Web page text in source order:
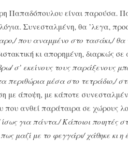
Παπαδόπουλου είναι παρούσα.
Συνεσταλμένη, θα ’λεγα,
που αναμμένο στο τασάκι,/ θα
κι απορημένη, διαρκώς
σ’ εκείνους τους παράξενους
περιθώρια μέσα στο τετράδιο,/
με άποψη, με κάποτε
που ανθεί παράταιρα σε χώρους
για πάντα./ Κάποιοι ποιητές
μαζί με το φεγγάρι/ χάθηκε κι